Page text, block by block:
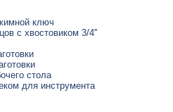
ключ
с хвостовиком 3/4''
стола
для инструмента